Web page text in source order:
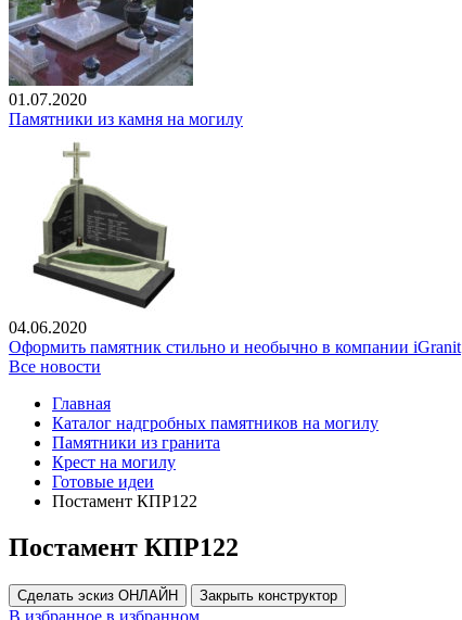
01.07.2020
Памятники из камня на могилу
04.06.2020
Оформить памятник стильно и необычно в компании iGranit
Все новости
Главная
Каталог надгробных памятников на могилу
Памятники из гранита
Крест на могилу
Готовые идеи
Постамент КПР122
Постамент КПР122
Сделать эскиз ОНЛАЙН Закрыть конструктор